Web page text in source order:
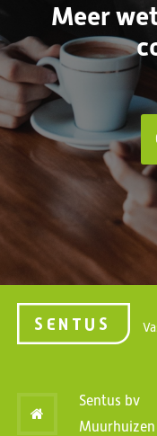
Meer
Sentus bv
Muurhuizen